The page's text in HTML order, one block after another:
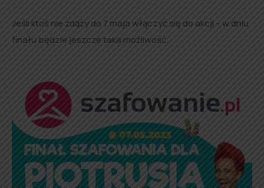
Jeśli ktoś nie zdąży do 7 maja włączyć się do akcji – w dniu
finału będzie jeszcze taka możliwość.